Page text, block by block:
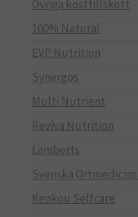
Övriga kosttillskott
100% Natural
EVP Nutrition
Synergos
Multi Nutrient
Reviva Nutrition
Lamberts
Svenska
Kenkou Selfcare